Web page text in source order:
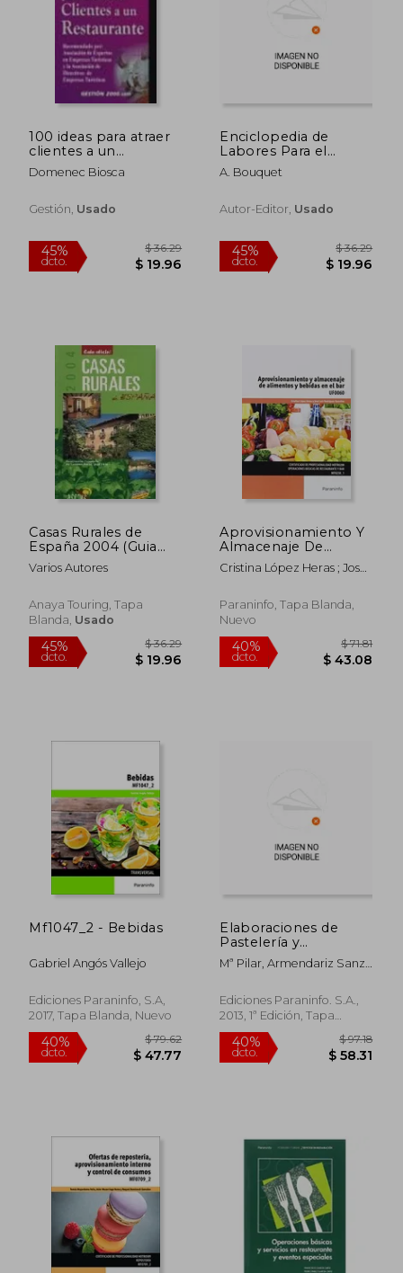
dcto. $ 20.12
$ 19.96
100 ideas para atraer
clientes a un
restaurante
Domenec Biosca
Gestión, Usado
dcto.
Enciclopedia de
Labores Para el
Hogar
A. Bouquet
Autor-Editor, Usado
45%
dcto.
Casas Rurales de
España 2004 (Guia
Oficial)
Varios Autores
Anaya Touring, Tapa
Blanda, Usado
Aprovisionamiento Y
Almacenaje De
Alimentos Y Bebidas
En El Bar. UF0060
Profesionalidad)
Cristina López Heras ; José
Paraninfo, Tapa Blanda,
Nuevo
Mf1047_2 - Bebidas
Gabriel Angós Vallejo
Ediciones Paraninfo, S.A,
2017, Tapa Blanda, Nuevo
Elaboraciones de
Pastelería y
Repostería en Cocina
Mª Pilar, Armendariz Sanz,
Casarrubios
Ediciones Paraninfo. S.A.,
2013, 1ª Edición, Tapa
Blanda, Nuevo